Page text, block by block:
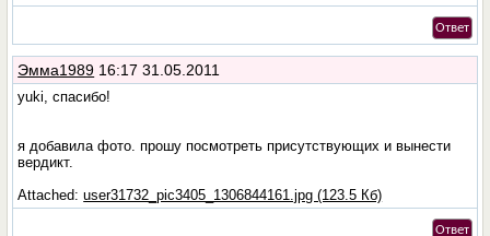
Ответ
Эмма1989 16:17 31.05.2011
yuki, спасибо!
я добавила фото. прошу посмотреть присутствующих и вынести
вердикт.
Attached:user31732_pic3405_1306844161.jpg (123.5 Кб)
Ответ